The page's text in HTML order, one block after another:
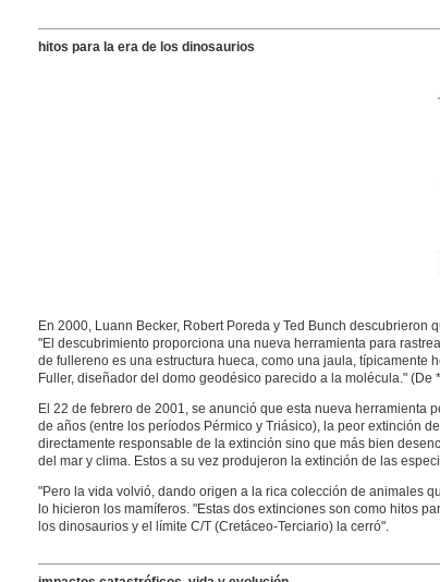
hitos para la era de los dinosaurios
En 2000, Luann Becker, Robert Poreda y Ted Bunch
"El descubrimiento proporciona una nueva herramienta para
de fullereno es una estructura hueca, como una jaula, típicamente
Fuller, diseñador del domo geodésico parecido a la molécula." (De *
El 22 de febrero de 2001, se anunció que esta nueva
de años (entre los períodos Pérmico y Triásico), la peor extinción
directamente responsable de la extinción sino que más bien
del mar y clima. Estos a su vez produjeron la extinción de las
"Pero la vida volvió, dando origen a la rica colección de animales
lo hicieron los mamíferos. "Estas dos extinciones son como hitos
los dinosaurios y el límite C/T (Cretáceo-Terciario) la cerró".